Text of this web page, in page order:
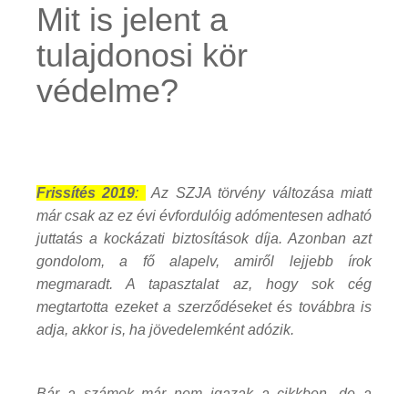
Mit is jelent a
tulajdonosi kör
védelme?
Frissítés 2019:
Az SZJA törvény változása miatt
már csak az ez évi évfordulóig adómentesen adható
juttatás a kockázati biztosítások díja. Azonban azt
gondolom, a fő alapelv, amiről lejjebb írok
megmaradt. A tapasztalat az, hogy sok cég
megtartotta ezeket a szerződéseket és továbbra is
adja, akkor is, ha jövedelemként adózik.